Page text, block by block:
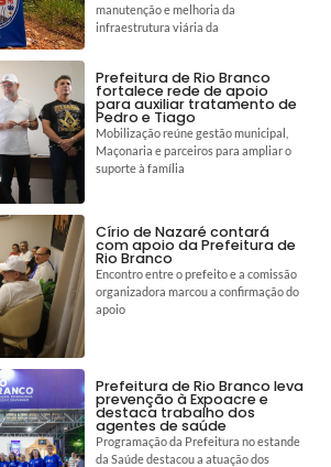
manutenção e melhoria da
infraestrutura viária da
Prefeitura de Rio Branco
fortalece rede de apoio
para auxiliar tratamento de
Pedro e Tiago
Mobilização reúne gestão municipal,
Maçonaria e parceiros para ampliar o
suporte à família
Círio de Nazaré contará
com apoio da Prefeitura de
Rio Branco
Encontro entre o prefeito e a comissão
organizadora marcou a confirmação do
apoio
Prefeitura de Rio Branco leva
prevenção à Expoacre e
destaca trabalho dos
agentes de saúde
Programação da Prefeitura no estande
da Saúde destacou a atuação dos